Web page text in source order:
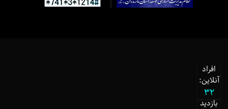
افراد
آنلاین:
32
بازدید